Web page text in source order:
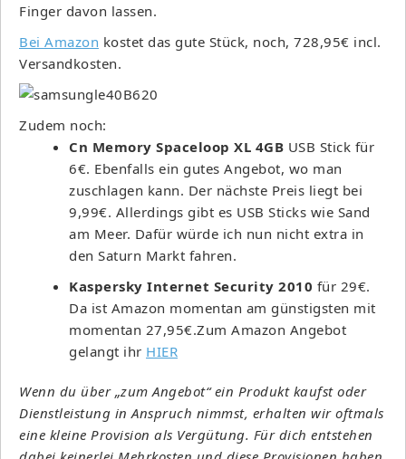
Finger davon lassen.
Bei Amazon kostet das gute Stück, noch, 728,95€ incl.
Versandkosten.
Zudem noch:
Cn Memory Spaceloop XL 4GB USB Stick für
6€. Ebenfalls ein gutes Angebot, wo man
zuschlagen kann. Der nächste Preis liegt bei
9,99€. Allerdings gibt es USB Sticks wie Sand
am Meer. Dafür würde ich nun nicht extra in
den Saturn Markt fahren.
Kaspersky Internet Security 2010 für 29€.
Da ist Amazon momentan am günstigsten mit
momentan 27,95€.Zum Amazon Angebot
gelangt ihr HIER
Wenn du über „zum Angebot“ ein Produkt kaufst oder
Dienstleistung in Anspruch nimmst, erhalten wir oftmals
eine kleine Provision als Vergütung. Für dich entstehen